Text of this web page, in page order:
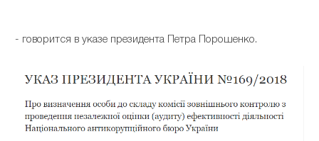
- говорится в указе президента Петра Порошенко.